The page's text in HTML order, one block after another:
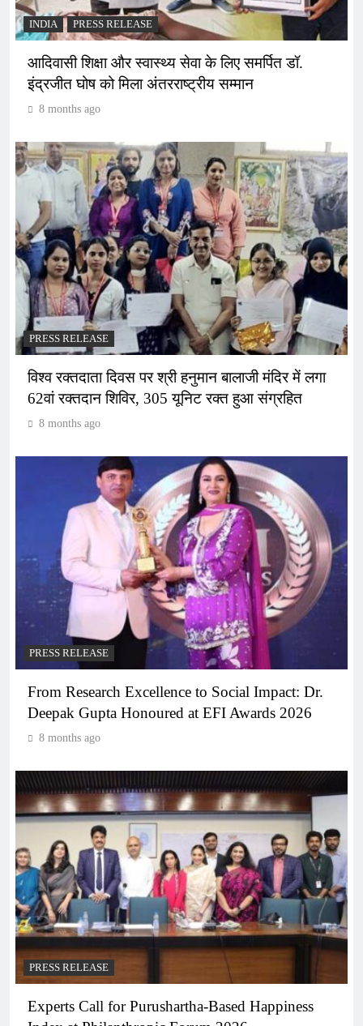
INDIA PRESS RELEASE
आदिवासी शिक्षा और स्वास्थ्य सेवा के लिए समर्पित डॉ.
इंद्रजीत घोष को मिला अंतरराष्ट्रीय सम्मान
8 months ago
PRESS RELEASE
विश्व रक्तदाता दिवस पर श्री हनुमान बालाजी मंदिर में लगा
62वां रक्तदान शिविर, 305 यूनिट रक्त हुआ संग्रहित
8 months ago
PRESS RELEASE
From Research Excellence to Social Impact: Dr.
Deepak Gupta Honoured at EFI Awards 2026
8 months ago
PRESS RELEASE
Experts Call for Purushartha-Based Happiness